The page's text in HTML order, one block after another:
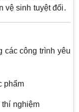
vệ sinh tuyệt đối.
các công trình yêu
phẩm
thí nghiệm